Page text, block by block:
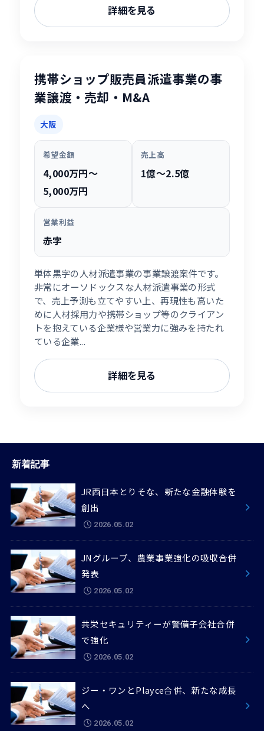
詳細を見る
携帯ショップ販売員派遣事業の事
業譲渡・売却・M&A
大阪
希望金額
4,000万円〜
5,000万円
売上高
1億〜2.5億
営業利益
赤字
単体黒字の人材派遣事業の事業譲渡案件です。
非常にオーソドックスな人材派遣事業の形式
で、売上予測も立てやすい上、再現性も高いた
めに人材採用力や携帯ショップ等のクライアン
トを抱えている企業様や営業力に強みを持たれ
ている企業...
詳細を見る
新着記事
JR西日本とりそな、新たな金融体験を
創出
2026.05.02
JNグループ、農業事業強化の吸収合併
発表
2026.05.02
共栄セキュリティーが警備子会社合併
で強化
2026.05.02
ジー・ワンとPlayce合併、新たな成長
へ
2026.05.02